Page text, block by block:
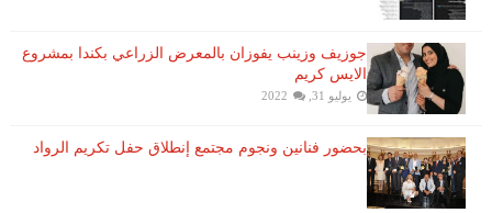
جوزيف وزينب يفوزان بالمعرض الزراعي بكندا بمشروع
الايس كريم
يوليو 31, 2022
بحضور فنانين ونجوم مجتمع إنطلاق حفل تكريم الرواد